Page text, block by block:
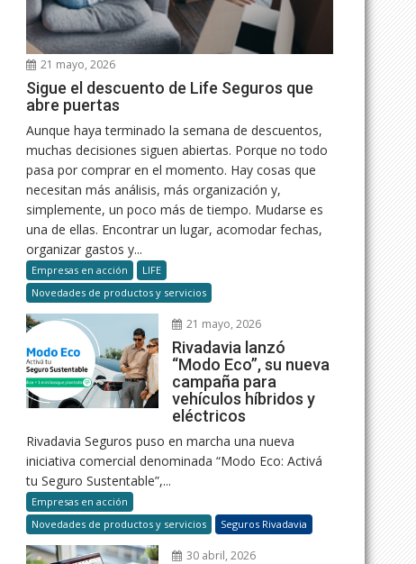
21 mayo, 2026
Sigue el descuento de Life Seguros que
abre puertas
Aunque haya terminado la semana de descuentos,
muchas decisiones siguen abiertas. Porque no todo
pasa por comprar en el momento. Hay cosas que
necesitan más análisis, más organización y,
simplemente, un poco más de tiempo. Mudarse es
una de ellas. Encontrar un lugar, acomodar fechas,
organizar gastos y...
Empresas en acción
LIFE
Novedades de productos y servicios
21 mayo, 2026
Rivadavia lanzó
“Modo Eco”, su nueva
campaña para
vehículos híbridos y
eléctricos
Rivadavia Seguros puso en marcha una nueva
iniciativa comercial denominada “Modo Eco: Activá
tu Seguro Sustentable”,...
Empresas en acción
Novedades de productos y servicios
Seguros Rivadavia
30 abril, 2026